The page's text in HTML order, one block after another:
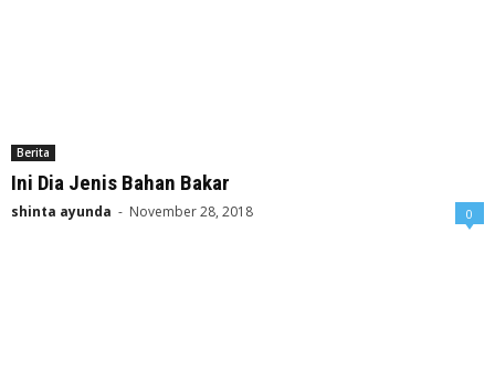
Berita
Ini Dia Jenis Bahan Bakar
shinta ayunda - November 28, 2018 0